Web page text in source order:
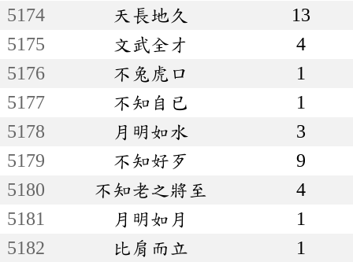
5174
天長地久
13
5175
文武全才
4
5176
不兔虎口
1
5177
不知自已
1
5178
月明如水
3
5179
不知好歹
9
5180
不知老之將至
4
5181
月明如月
1
5182
比肩而立
1